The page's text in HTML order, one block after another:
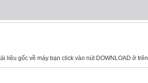
liệu gốc về máy bạn click vào nút DOWNLOAD ở trên